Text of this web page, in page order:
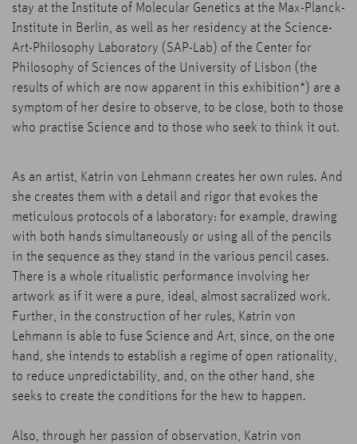
stay at the Institute of Molecular Genetics at the Max-Planck-
Institute in Berlin, as well as her residency at the Science-
Art-Philosophy Laboratory (SAP-Lab) of the Center for
Philosophy of Sciences of the University of Lisbon (the
results of which are now apparent in this exhibition*) are a
symptom of her desire to observe, to be close, both to those
who practise Science and to those who seek to think it out.
As an artist, Katrin von Lehmann creates her own rules. And
she creates them with a detail and rigor that evokes the
meticulous protocols of a laboratory: for example, drawing
with both hands simultaneously or using all of the pencils
in the sequence as they stand in the various pencil cases.
There is a whole ritualistic performance involving her
artwork as if it were a pure, ideal, almost sacralized work.
Further, in the construction of her rules, Katrin von
Lehmann is able to fuse Science and Art, since, on the one
hand, she intends to establish a regime of open rationality,
to reduce unpredictability, and, on the other hand, she
seeks to create the conditions for the hew to happen.
Also, through her passion of observation, Katrin von